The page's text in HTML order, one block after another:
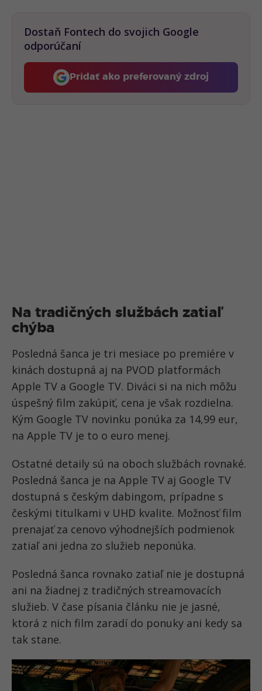
Dostaň Fontech do svojich Google
odporúčaní
Pridať ako preferovaný zdroj
Fontech, odkaz sa otvorí v
Na tradičných službách zatiaľ
chýba
Posledná šanca je tri mesiace po premiére v
kinách dostupná aj na PVOD platformách
Apple TV a Google TV. Diváci si na nich môžu
úspešný film zakúpiť, cena je však rozdielna.
Kým Google TV novinku ponúka za 14,99 eur,
na Apple TV je to o euro menej.
Ostatné detaily sú na oboch službách rovnaké.
Posledná šanca je na Apple TV aj Google TV
dostupná s českým dabingom, prípadne s
českými titulkami v UHD kvalite. Možnosť film
prenajať za cenovo výhodnejších podmienok
zatiaľ ani jedna zo služieb neponúka.
Posledná šanca rovnako zatiaľ nie je dostupná
ani na žiadnej z tradičných streamovacích
služieb. V čase písania článku nie je jasné,
ktorá z nich film zaradí do ponuky ani kedy sa
tak stane.